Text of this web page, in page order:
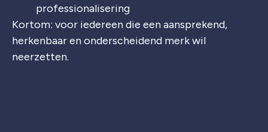
professionalisering
Kortom: voor iedereen die een aansprekend,
herkenbaar en onderscheidend merk wil
neerzetten.